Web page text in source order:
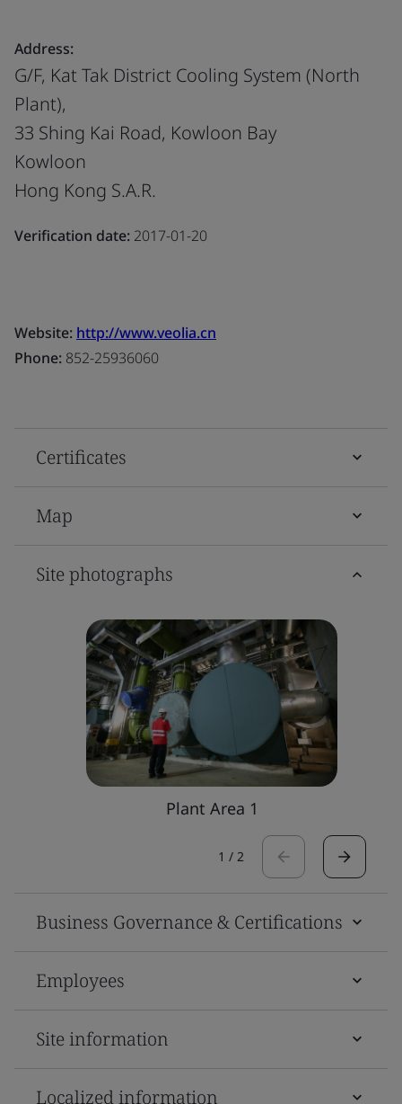
Address:
G/F, Kat Tak District Cooling System (North
Plant),
33 Shing Kai Road, Kowloon Bay
Kowloon
Hong Kong S.A.R.
Verification date: 2017-01-20
Website: http://www.veolia.cn
Phone: 852-25936060
Certificates
Map
Site photographs
Plant Area 1
1 / 2
Business Governance & Certifications
Employees
Site information
Localized information